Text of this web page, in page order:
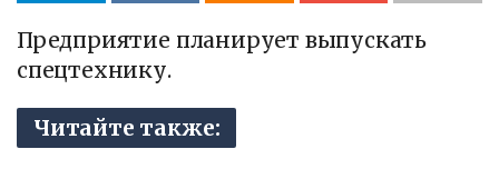
Предприятие планирует выпускать
спецтехнику.
Читайте также: